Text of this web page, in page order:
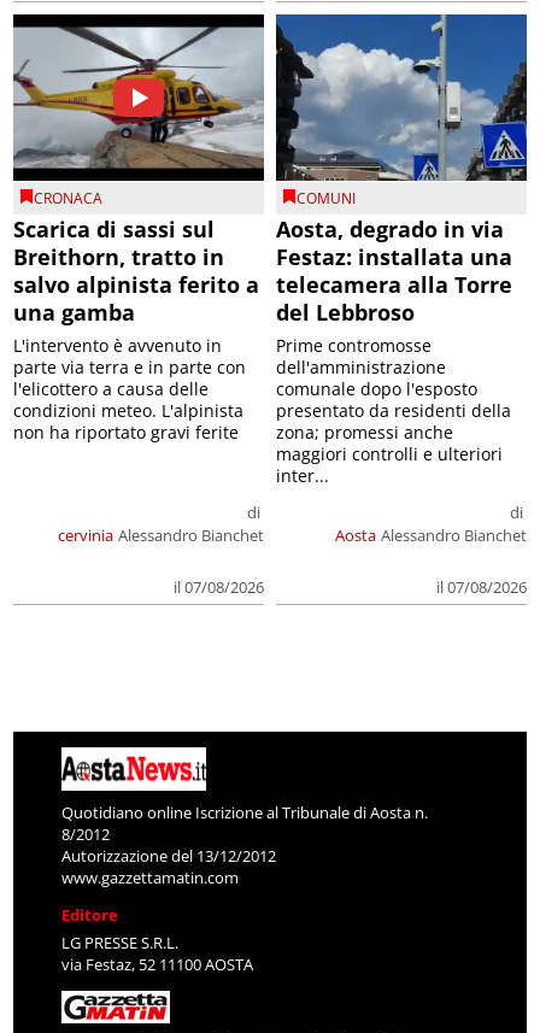
CRONACA
Scarica di sassi sul
Breithorn, tratto in
salvo alpinista ferito a
una gamba
cervinia
di
Alessandro Bianchet
il 07/08/2026
L'intervento è avvenuto in
parte via terra e in parte con
l'elicottero a causa delle
condizioni meteo. L'alpinista
non ha riportato gravi ferite
COMUNI
Aosta, degrado in via
Festaz: installata una
telecamera alla Torre
del Lebbroso
Aosta
di
Alessandro Bianchet
il 07/08/2026
Prime contromosse
dell'amministrazione
comunale dopo l'esposto
presentato da residenti della
zona; promessi anche
maggiori controlli e ulteriori
inter...
Quotidiano online Iscrizione al Tribunale di Aosta n.
8/2012
Autorizzazione del 13/12/2012
www.gazzettamatin.com
Editore
LG PRESSE S.R.L.
via Festaz, 52 11100 AOSTA